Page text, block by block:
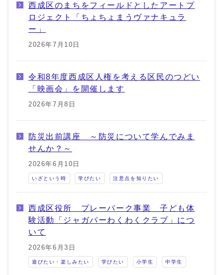
西成区のまちをフィールドとしたアートプ
ロジェクト「ちょちょまうヴァナキュラ
ー」
2026年7月10日
令和8年度西成区人権を考える区民のつどい
「映画会」を開催します
2026年7月8日
防災出前講座 ～防災について学んでみま
せんか？～
2026年6月10日
いざという時 学びたい 注意点を知りたい
西成区役所 プレーパーク事業 子ども体
験活動「ジャガパーわくわくクラブ」につ
いて
2026年6月3日
遊びたい・楽しみたい 学びたい 小学生 中学生